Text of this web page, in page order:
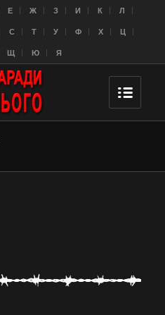
Е Ж З И К Л
С Т У Ф Х Ц
Щ Ю Я